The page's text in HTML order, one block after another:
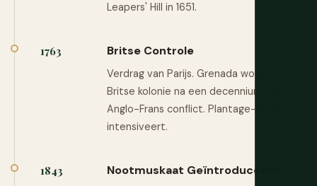
Leapers' Hill in 1651.
1763 Britse Controle
Verdrag van Parijs. Grenada wordt een
Britse kolonie na een decennium van
Anglo-Frans conflict. Plantage-landbouw
intensiveert.
1843 Nootmuskaat Geïntroduceerd